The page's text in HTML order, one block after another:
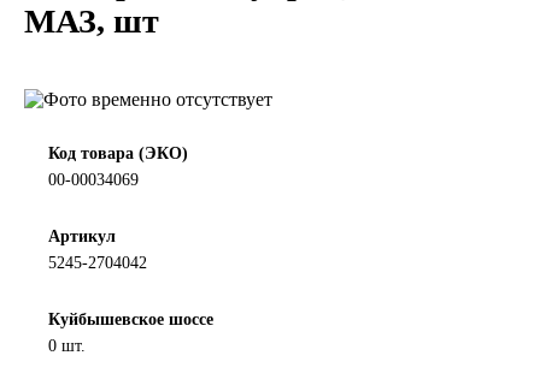
LIQUI MOLY
LUXE
MANNOL
MOTUL
OIL RIGHT
МАЗ, шт
Код товара (ЭКО)
00-00034069
Артикул
5245-2704042
Куйбышевское шоссе
0 шт.